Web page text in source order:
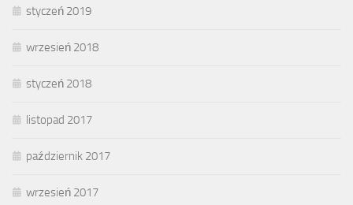
styczeń 2019
wrzesień 2018
styczeń 2018
listopad 2017
październik 2017
wrzesień 2017